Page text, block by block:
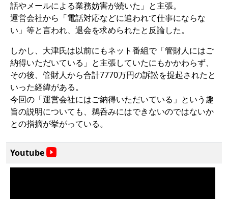
話やメールによる業務妨害が続いた」と主張。
運営会社から「電話対応などに追われて仕事にならな
い」等と言われ、退会を求められたと反論した。
しかし、大津氏は以前にもネット番組で「管財人にはご
納得いただいている」と主張していたにもかかわらず、
その後、管財人から合計7770万円の訴訟を提起されたと
いった経緯がある。
今回の「運営会社にはご納得いただいている」という趣
旨の説明についても、鵜呑みにはできないのではないか
との指摘が挙がっている。
Youtube